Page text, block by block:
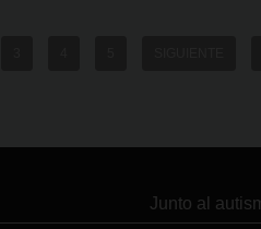
Junto al